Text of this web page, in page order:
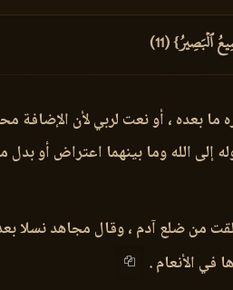
(11)
بعده ، أو نعت لربي لأن الإضافة
الله وما بينهما اعتراض أو بدل
من ضلع آدم ، وقال مجاهد نسلا
في الأنعام .